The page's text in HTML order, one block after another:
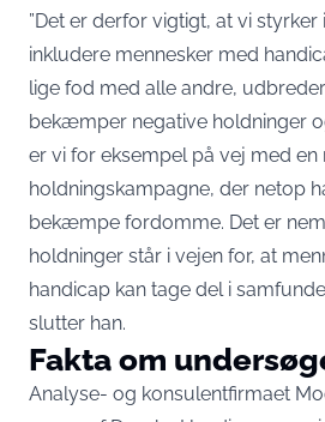
”Det er derfor vigtigt, at vi
inkludere mennesker med
lige fod med alle andre,
bekæmper negative holdninger
er vi for eksempel på vej med en
holdningskampagne, der netop
bekæmpe fordomme. Det er
holdninger står i vejen for, at
handicap kan tage del i
slutter han.
Fakta om
Analyse- og konsulentfirmaet